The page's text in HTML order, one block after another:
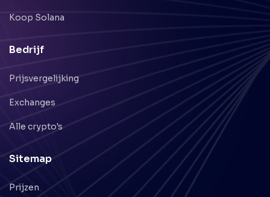
Koop Solana
Bedrijf
Prijsvergelijking
Exchanges
Alle crypto's
Sitemap
Prijzen